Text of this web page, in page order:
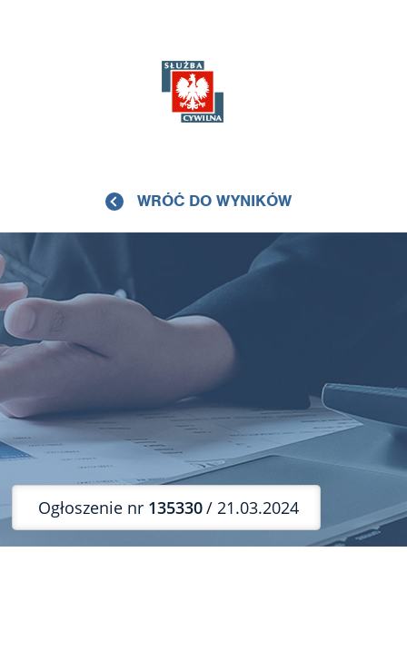
WRÓĆ DO WYNIKÓW
Ogłoszenie nr 135330/ 21.03.2024